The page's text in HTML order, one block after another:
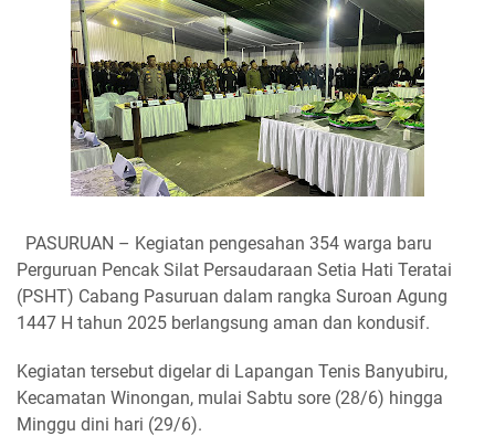
PASURUAN – Kegiatan pengesahan 354 warga baru
Perguruan Pencak Silat Persaudaraan Setia Hati Teratai
(PSHT) Cabang Pasuruan dalam rangka Suroan Agung
1447 H tahun 2025 berlangsung aman dan kondusif.
Kegiatan tersebut digelar di Lapangan Tenis Banyubiru,
Kecamatan Winongan, mulai Sabtu sore (28/6) hingga
Minggu dini hari (29/6).